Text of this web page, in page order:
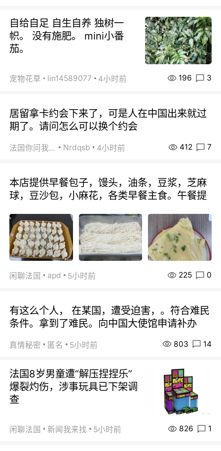
自给自足 自生自养 独树一
帜。 没有施肥。 mini小番
茄。
宠物花草 lin14589077 4小时前 196 3
居留拿卡约会下来了，可是人在中国出来就过
期了。请问怎么可以换个约会
法国你问我答 Nrdqsb 4小时前 412 7
本店提供早餐包子，馒头，油条，豆浆，芝麻
球，豆沙包，小麻花，各类早餐主食。午餐提
闲聊法国 apd 5小时前 225 0
有这么个人， 在某国，遭受迫害，。符合难民
条件。拿到了难民。向中国大使馆申请补办
真情秘密 匿名 5小时前 803 14
法国8岁男童遭“解压捏捏乐”
爆裂灼伤，涉事玩具已下架调
查
闲聊法国 新闻我来找 5小时前 826 1